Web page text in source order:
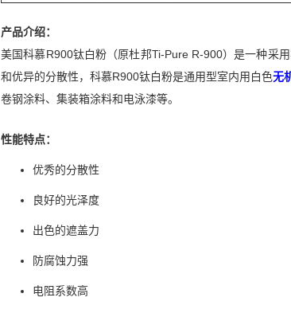
产品介绍：
美国科慕R900钛白粉（原杜邦Ti-Pure R-900）是一种采
和优异的分散性，科慕R900钛白粉是通用型室内用白色无
卷钢涂料、集装箱涂料和电泳漆等。
性能特点：
优秀的分散性
良好的光泽度
出色的遮盖力
防腐蚀力强
电阻系数高